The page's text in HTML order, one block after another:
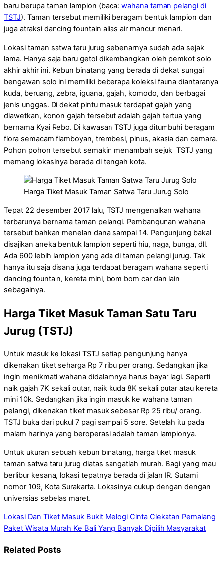
baru berupa taman lampion (baca: wahana taman pelangi di
TSTJ). Taman tersebut memiliki beragam bentuk lampion dan
juga atraksi dancing fountain alias air mancur menari.
Lokasi taman satwa taru jurug sebenarnya sudah ada sejak
lama. Hanya saja baru getol dikembangkan oleh pemkot solo
akhir akhir ini. Kebun binatang yang berada di dekat sungai
bengawan solo ini memiliki beberapa koleksi fauna diantaranya
kuda, beruang, zebra, iguana, gajah, komodo, dan berbagai
jenis unggas. Di dekat pintu masuk terdapat gajah yang
diawetkan, konon gajah tersebut adalah gajah tertua yang
bernama Kyai Rebo. Di kawasan TSTJ juga ditumbuhi beragam
flora semacam flamboyan, trembesi, pinus, akasia dan cemara.
Pohon pohon tersebut semakin menambah sejuk TSTJ yang
memang lokasinya berada di tengah kota.
Harga Tiket Masuk Taman Satwa Taru Jurug Solo
Tepat 22 desember 2017 lalu, TSTJ mengenalkan wahana
terbarunya bernama taman pelangi. Pembangunan wahana
tersebut bahkan menelan dana sampai 14. Pengunjung bakal
disajikan aneka bentuk lampion seperti hiu, naga, bunga, dll.
Ada 600 lebih lampion yang ada di taman pelangi jurug. Tak
hanya itu saja disana juga terdapat beragam wahana seperti
dancing fountain, kereta mini, bom bom car dan lain
sebagainya.
Harga Tiket Masuk Taman Satu Taru
Jurug (TSTJ)
Untuk masuk ke lokasi TSTJ setiap pengunjung hanya
dikenakan tiket seharga Rp 7 ribu per orang. Sedangkan jika
ingin menikmati wahana didalamnya harus bayar lagi. Seperti
naik gajah 7K sekali outar, naik kuda 8K sekali putar atau kereta
mini 10k. Sedangkan jika ingin masuk ke wahana taman
pelangi, dikenakan tiket masuk sebesar Rp 25 ribu/ orang.
TSTJ buka dari pukul 7 pagi sampai 5 sore. Setelah itu pada
malam harinya yang beroperasi adalah taman lampionya.
Untuk ukuran sebuah kebun binatang, harga tiket masuk
taman satwa taru jurug diatas sangatlah murah. Bagi yang mau
berlibur kesana, lokasi tepatnya berada di jalan IR. Sutami
nomor 109, Kota Surakarta. Lokasinya cukup dengan dengan
universias sebelas maret.
Lokasi Dan Tiket Masuk Bukit Melogi Cinta Clekatan Pemalang
Paket Wisata Murah Ke Bali Yang Banyak Dipilih Masyarakat
Related Posts